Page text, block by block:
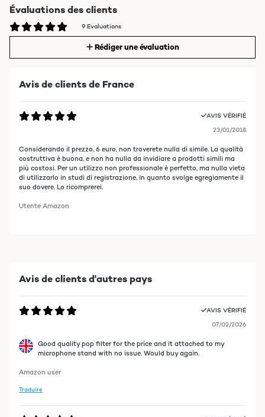
Évaluations des clients
9 Evaluations
Rédiger une évaluation
Avis de clients de France
AVIS VÉRIFIÉ
23/01/2018
Considerando il prezzo, 6 euro, non troverete nulla di simile. La qualità
costruttiva è buona, e non ha nulla da invidiare a prodotti simili ma
più costosi. Per un utilizzo non professionale è perfetto, ma nulla vieta
di utilizzarlo in studi di registrazione, in quanto svolge egregiamente il
suo dovere. Lo ricomprerei.
Utente Amazon
Avis de clients d'autres pays
AVIS VÉRIFIÉ
07/02/2026
Good quality pop filter for the price and it attached to my
microphone stand with no issue. Would buy again.
Amazon user
Traduire